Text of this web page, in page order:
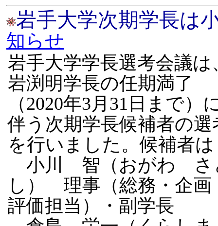
岩手大学次期学長
知らせ
岩手大学学長選考会議は
岩渕明学長の任期満了
（2020年3月31日まで）
伴う次期学長候補者の選
を行いました。候補者は
小川 智（おがわ さ
し） 理事（総務・企画
評価担当）・副学長